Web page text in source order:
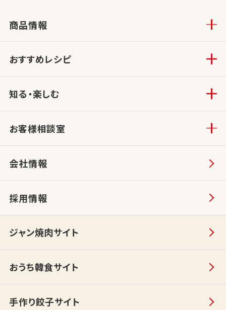
商品情報
おすすめレシピ
知る・楽しむ
お客様相談室
会社情報
採用情報
ジャン焼肉サイト
おうち韓食サイト
手作り餃子サイト